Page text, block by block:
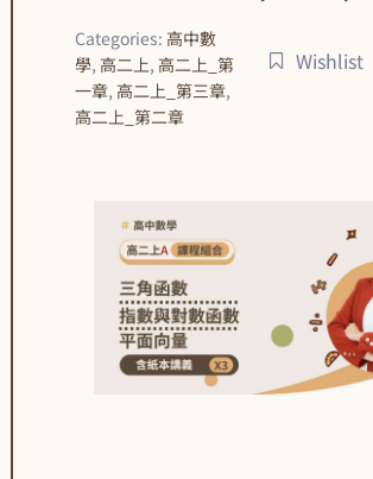
Categories: 高中數
學, 高二上, 高二上_第
一章, 高二上_第三章,
高二上_第二章
Wishlist